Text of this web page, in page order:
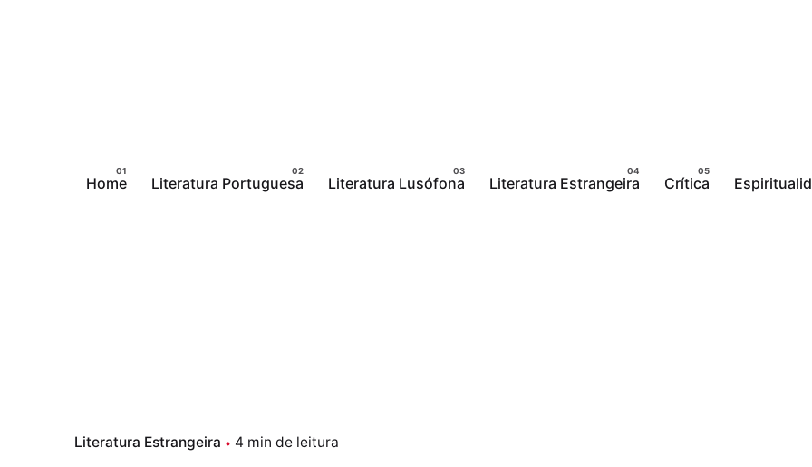
Home Literatura Portuguesa Literatura Lusófona Literatura Estrangeira Crítica
Literatura Estrangeira 4 min de leitura